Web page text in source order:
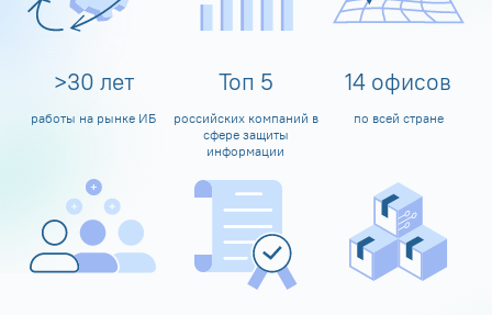
>30 лет
работы на рынке ИБ
Топ 5
российских компаний в
сфере защиты
информации
14 офисов
по всей стране